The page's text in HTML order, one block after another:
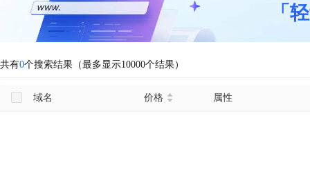
「
共有0个搜索结果（最多显示10000个结果）
域名 价格 属性